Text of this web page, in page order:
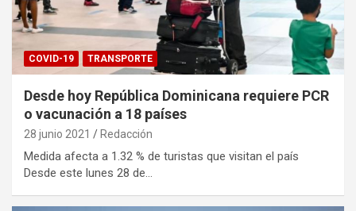
COVID-19 TRANSPORTE
Desde hoy República Dominicana requiere PCR
o vacunación a 18 países
28 junio 2021 Redacción
Medida afecta a 1.32 % de turistas que visitan el país
Desde este lunes 28 de…